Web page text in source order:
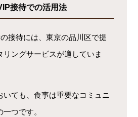
接待での活用法
接待には、東京の品川区で提
リングサービスが適していま
いても、食事は重要なコミュニ
つです。